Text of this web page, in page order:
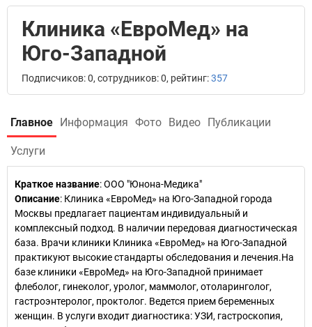
Клиника «ЕвроМед» на
Юго-Западной
Подписчиков: 0, сотрудников: 0, рейтинг:357
Главное Информация Фото Видео Публикации
Услуги
Краткое название:ООО "Юнона-Медика"
Описание: Клиника «ЕвроМед» на Юго-Западной города
Москвы предлагает пациентам индивидуальный и
комплексный подход. В наличии передовая диагностическая
база. Врачи клиники Клиника «ЕвроМед» на Юго-Западной
практикуют высокие стандарты обследования и лечения.На
базе клиники «ЕвроМед» на Юго-Западной принимает
флеболог, гинеколог, уролог, маммолог, отоларинголог,
гастроэнтеролог, проктолог. Ведется прием беременных
женщин. В услуги входит диагностика: УЗИ, гастроскопия,